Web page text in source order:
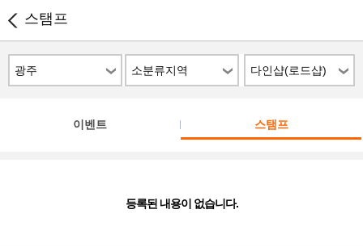
스탬프
광주 소분류지역 다인샵(로드샵)
이벤트 스탬프
등록된 내용이 없습니다.